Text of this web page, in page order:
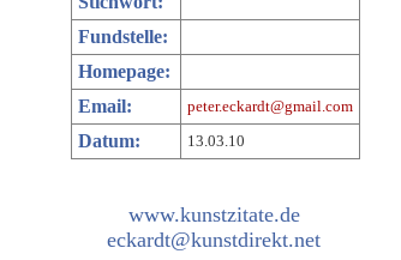
Fundstelle:
Homepage:
Email:
peter.eckardt@gmail.com
Datum: 13.03.10
www.kunstzitate.de
eckardt@kunstdirekt.net